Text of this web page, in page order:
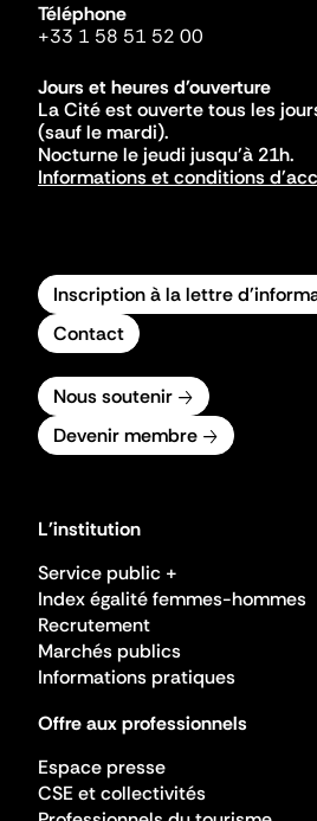
Téléphone
+33 1 58 51 52 00
Jours et heures d'ouverture
La Cité est ouverte tous les
(sauf le mardi).
Nocturne le jeudi jusqu'à 21h.
Informations et conditions
Inscription à la lettre
Contact
Nous soutenir
Devenir membre
L'institution
Service public +
Index égalité femmes-hommes
Recrutement
Marchés publics
Informations pratiques
Offre aux professionnels
Espace presse
CSE et collectivités